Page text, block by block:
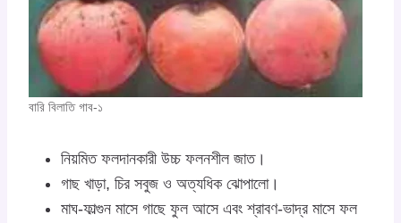
বারি বিলাতি গাব-১
নিয়মিত ফলদানকারী উচ্চ ফলনশীল জাত।
গাছ খাড়া, চির সবুজ ও অত্যধিক ঝোপালো।
মাঘ-ফাল্গুন মাসে গাছে ফুল আসে এবং শ্রাবণ-ভাদ্র মাসে ফল